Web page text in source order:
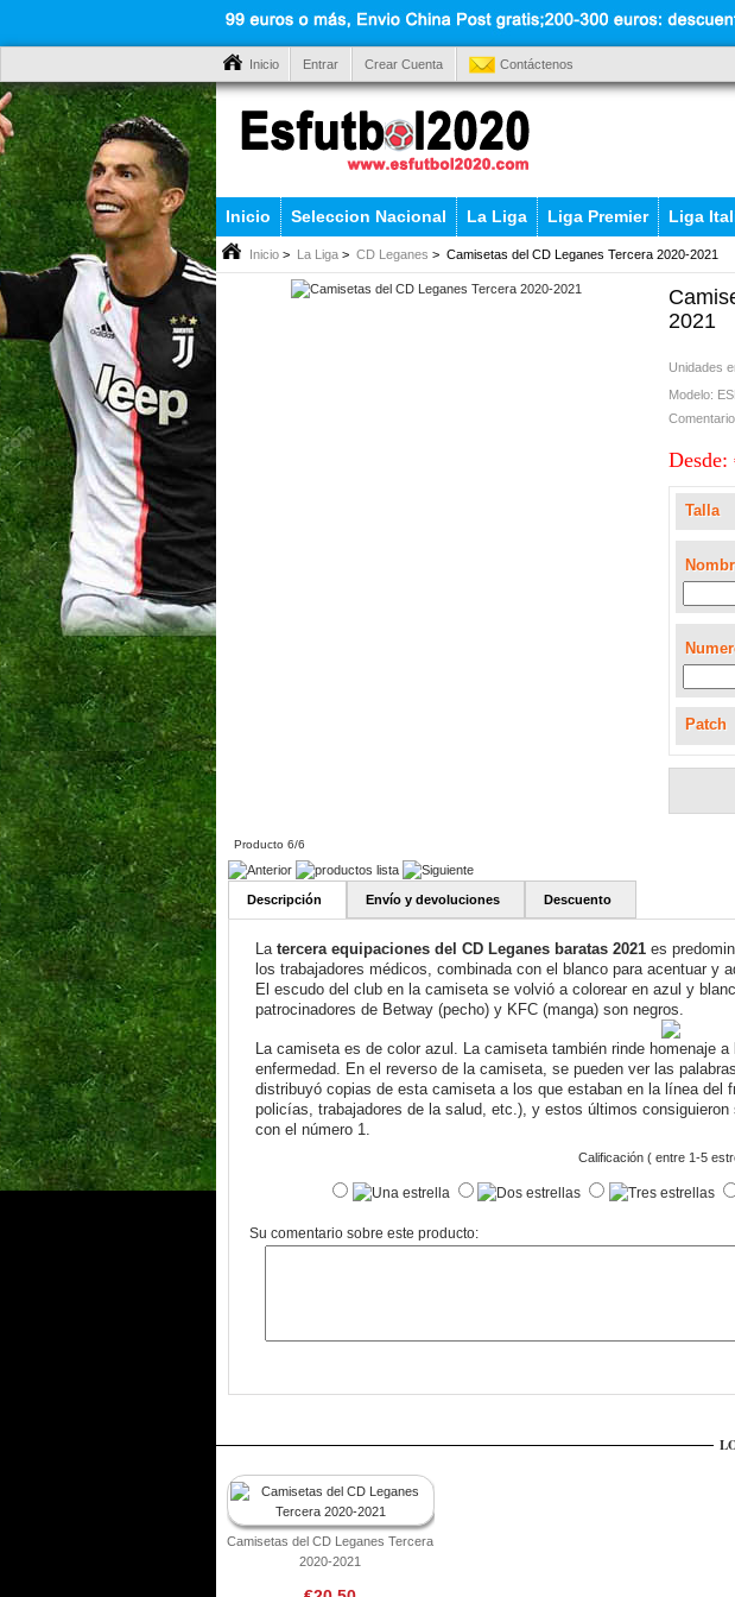
Inicio Entrar Crear Cuenta Contáctenos
Inicio Seleccion Nacional La Liga Liga Premier Liga
Inicio > La Liga > CD Leganes > Camisetas del CD Leganes Tercera 2020-2021
2021
Unidades
Modelo:
Desde:
Talla
Patch
Producto 6/6
Descripción Envío y devoluciones Descuento
La tercera equipaciones del CD Leganes baratas 2021es
los trabajadores médicos, combinada con el blanco para acentuar y
El escudo del club en la camiseta se volvió a colorear en azul y
patrocinadores de Betway (pecho) y KFC (manga) son negros.
La camiseta es de color azul. La camiseta también rinde homenaje
enfermedad. En el reverso de la camiseta, se pueden ver las
distribuyó copias de esta camiseta a los que estaban en la línea del
policías, trabajadores de la salud, etc.), y estos últimos
con el número 1.
Calificación ( entre 1-5
Su comentario sobre este producto:
Camisetas del CD Leganes Tercera
2020-2021